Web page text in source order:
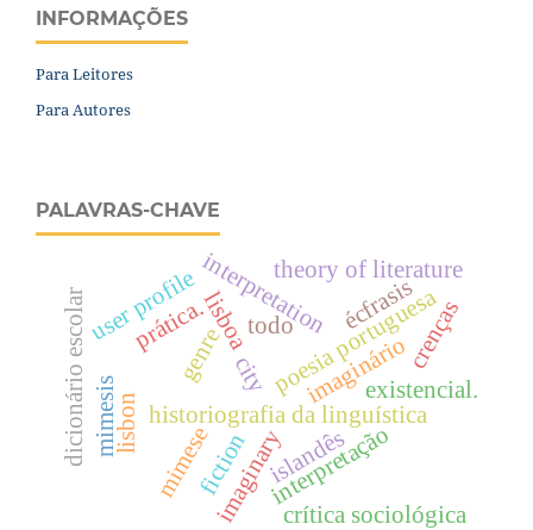
INFORMAÇÕES
Para Leitores
Para Autores
PALAVRAS-CHAVE
historiografia da linguística
interpretação
lisbon
city
imaginary
poesia portuguesa
lisboa
imaginário
interpretation
mimesis
fiction
theory of literature
mimese
écfrasis
crítica sociológica
prática. crenças
user profile
dicionário escolar genre todo
existencial.
islandês